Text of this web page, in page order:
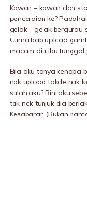
Kawan – kawan dah
penceraian ke?
gelak – gelak bergurau
Cuma bab upload
macam dia ibu tunggal
Bila aku tanya kenapa
nak upload takde nak
salah aku? Bini aku
tak nak tunjuk dia
Kesabaran (Bukan